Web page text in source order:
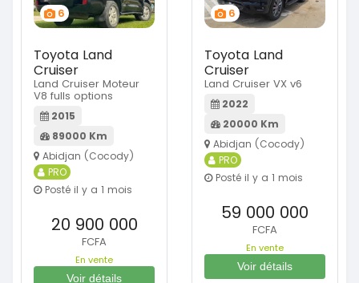
6
Toyota Land
Cruiser
Land Cruiser Moteur
V8 fulls options
2015
89000 Km
Abidjan (Cocody)
PRO
Posté il y a 1 mois
20 900 000
FCFA
En vente
Voir détails
6
Toyota Land
Cruiser
Land Cruiser VX v6
2022
20000 Km
Abidjan (Cocody)
PRO
Posté il y a 1 mois
59 000 000
FCFA
En vente
Voir détails